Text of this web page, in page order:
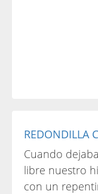
REDONDILLA
Cuando
libre nuestro
con un